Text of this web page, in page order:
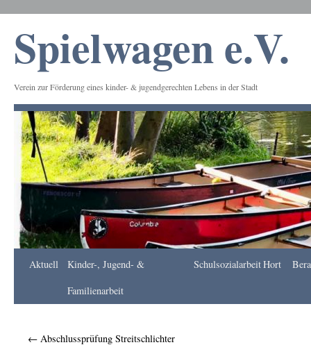
Spielwagen e.V.
Verein zur Förderung eines kinder- & jugendgerechten Lebens in der Stadt
Apotheke
Aktuell
Kinder-, Jugend- &
Familienarbeit
SchulsozialarbeitHort
← Abschlussprüfung Streitschlichter